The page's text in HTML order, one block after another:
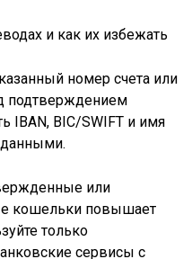
номер счета или
подтверждением
IBAN, BIC/SWIFT и имя
или
кошельки повышает
только
сервисы с